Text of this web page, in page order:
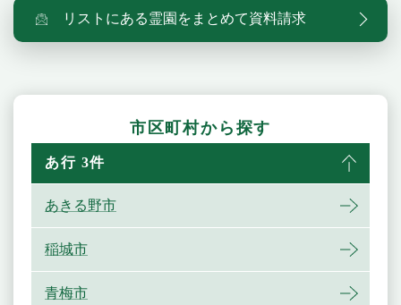
リストにある霊園をまとめて資料請求
市区町村から探す
あ行 3件
あきる野市
稲城市
青梅市